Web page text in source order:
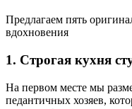
Предлагаем пять
вдохновения
1. Строгая кухня
На первом месте мы
педантичных хозяев,